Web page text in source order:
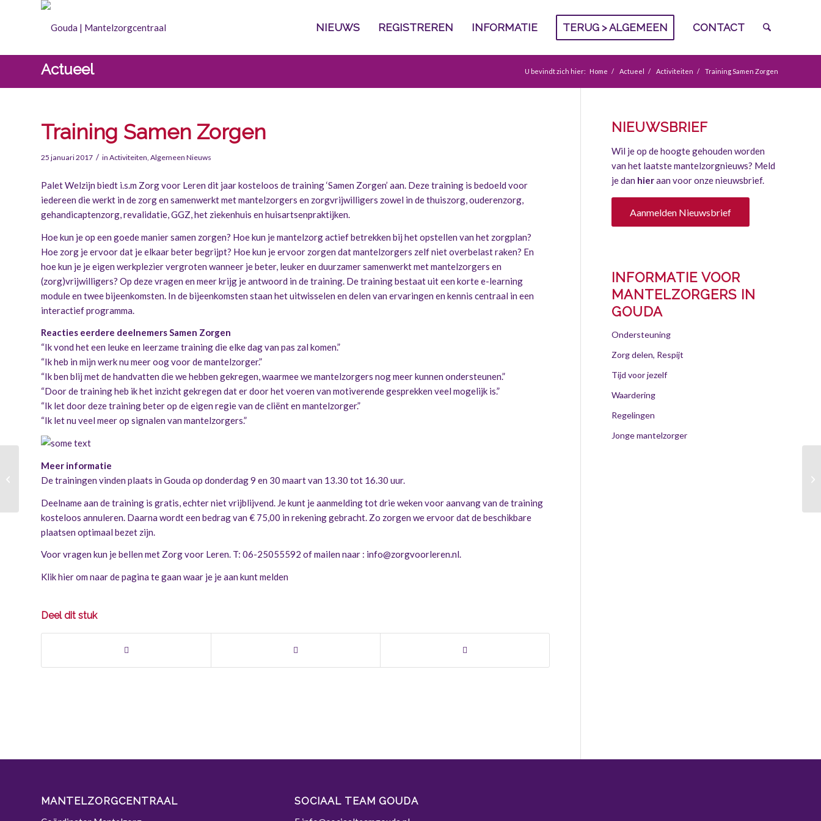
NIEUWS REGISTREREN INFORMATIE TERUG > ALGEMEEN CONTACT
Actueel U bevindt zich hier: Home / Actueel / Activiteiten / Training Samen Zorgen
Training Samen Zorgen
25 januari 2017 / in Activiteiten, Algemeen Nieuws
Palet Welzijn biedt i.s.m Zorg voor Leren dit jaar kosteloos de training ‘Samen Zorgen’ aan. Deze training is bedoeld voor
iedereen die werkt in de zorg en samenwerkt met mantelzorgers en zorgvrijwilligers zowel in de thuiszorg, ouderenzorg,
gehandicaptenzorg, revalidatie, GGZ, het ziekenhuis en huisartsenpraktijken.
Hoe kun je op een goede manier samen zorgen? Hoe kun je mantelzorg actief betrekken bij het opstellen van het zorgplan?
Hoe zorg je ervoor dat je elkaar beter begrijpt? Hoe kun je ervoor zorgen dat mantelzorgers zelf niet overbelast raken? En
hoe kun je je eigen werkplezier vergroten wanneer je beter, leuker en duurzamer samenwerkt met mantelzorgers en
(zorg)vrijwilligers? Op deze vragen en meer krijg je antwoord in de training. De training bestaat uit een korte e-learning
module en twee bijeenkomsten. In de bijeenkomsten staan het uitwisselen en delen van ervaringen en kennis centraal in een
interactief programma.
Reacties eerdere deelnemers Samen Zorgen
“Ik vond het een leuke en leerzame training die elke dag van pas zal komen.”
“Ik heb in mijn werk nu meer oog voor de mantelzorger.”
“Ik ben blij met de handvatten die we hebben gekregen, waarmee we mantelzorgers nog meer kunnen ondersteunen.”
“Door de training heb ik het inzicht gekregen dat er door het voeren van motiverende gesprekken veel mogelijk is.”
“Ik let door deze training beter op de eigen regie van de cliënt en mantelzorger.”
“Ik let nu veel meer op signalen van mantelzorgers.”
Meer informatie
De trainingen vinden plaats in Gouda op donderdag 9 en 30 maart van 13.30 tot 16.30 uur.
Deelname aan de training is gratis, echter niet vrijblijvend. Je kunt je aanmelding tot drie weken voor aanvang van de training
kosteloos annuleren. Daarna wordt een bedrag van € 75,00 in rekening gebracht. Zo zorgen we ervoor dat de beschikbare
plaatsen optimaal bezet zijn.
Voor vragen kun je bellen met Zorg voor Leren. T: 06-25055592 of mailen naar : info@zorgvoorleren.nl.
Klik hier om naar de pagina te gaan waar je je aan kunt melden
Deel dit stuk
NIEUWSBRIEF
Wil je op de hoogte gehouden worden
van het laatste mantelzorgnieuws? Meld
je dan hieraan voor onze nieuwsbrief.
Aanmelden Nieuwsbrief
INFORMATIE VOOR
MANTELZORGERS IN
GOUDA
Ondersteuning
Zorg delen, Respijt
Tijd voor jezelf
Waardering
Regelingen
Jonge mantelzorger
MANTELZORGCENTRAAL SOCIAAL TEAM GOUDA
De Lengte van Liefde –
mantelzorgdocumentaire